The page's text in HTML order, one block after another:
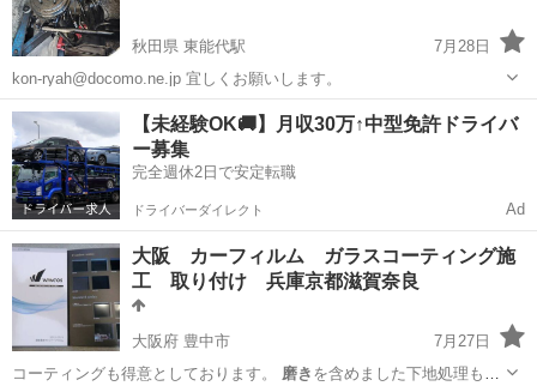
秋田県 東能代駅
7月28日
kon-ryah@docomo.ne.jp 宜しくお願いします。
秋田 能代市 東能代駅 車検 磨き
【未経験OK🚚】月収30万↑中型免許ドライバ
ー募集
完全週休2日で安定転職
ドライバーダイレクト Ad
大阪 カーフィルム ガラスコーティング施
工 取り付け 兵庫京都滋賀奈良
大阪府 豊中市
7月27日
コーティングも得意としております。 磨き を含めました下地処理もき